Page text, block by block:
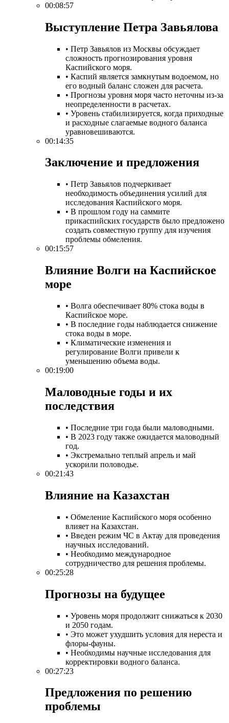
00:08:57
Выступление Петра Завьялова​
• Петр Завьялов из Москвы обсуждает
сложность прогнозирования уровня
Каспийского моря.
• Каспий является замкнутым водоемом, но
его водный баланс сложен для расчета.
• Прогнозы уровня моря часто неточны из-за
неопределенности в расчетах.
• Уровень стабилизируется, когда приходные
и расходные слагаемые водного баланса
уравновешиваются.
00:14:35
Заключение и предложения​
• Петр Завьялов подчеркивает
необходимость объединения усилий для
исследования Каспийского моря.
• В прошлом году на саммите
прикаспийских государств было предложено
создать совместную группу для изучения
проблемы обмеления.
00:15:57
Влияние Волги на Каспийское
море​
• Волга обеспечивает 80% стока воды в
Каспийское море.
• В последние годы наблюдается снижение
стока воды в море.
• Климатические изменения и
регулирование Волги привели к
уменьшению объема воды.
00:19:00
Маловодные годы и их
последствия​
• Последние три года были маловодными.
• В 2023 году также ожидается маловодный
год.
• Экстремально теплый апрель и май
ускорили половодье.
00:21:43
Влияние на Казахстан​
• Обмеление Каспийского моря особенно
влияет на Казахстан.
• Введен режим ЧС в Актау для проведения
научных исследований.
• Необходимо международное
сотрудничество для решения проблемы.
00:25:28
Прогнозы на будущее​
• Уровень моря продолжит снижаться к 2030
и 2050 годам.
• Это может ухудшить условия для нереста и
флоры-фауны.
• Необходимы научные исследования для
корректировки водного баланса.
00:27:23
Предложения по решению
проблемы​